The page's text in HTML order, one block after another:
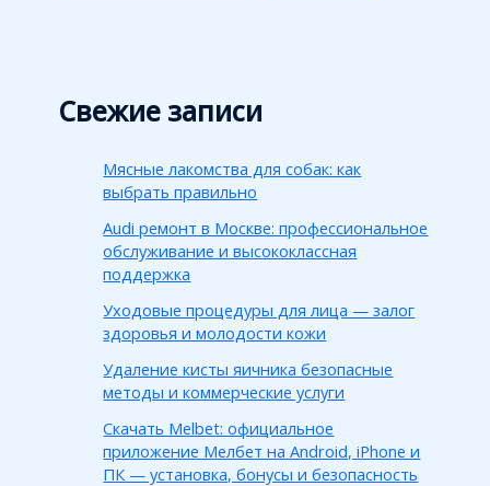
Свежие записи
Мясные лакомства для собак: как
выбрать правильно
Audi ремонт в Москве: профессиональное
обслуживание и высококлассная
поддержка
Уходовые процедуры для лица — залог
здоровья и молодости кожи
Удаление кисты яичника безопасные
методы и коммерческие услуги
Скачать Melbet: официальное
приложение Мелбет на Android, iPhone и
ПК — установка, бонусы и безопасность